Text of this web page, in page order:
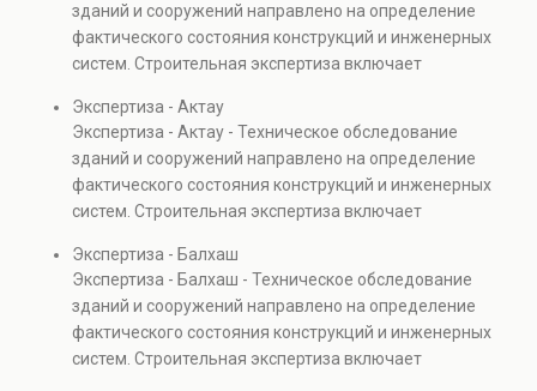
капитальном ремонте и реконструкции объектов, а
также при судебных разбирательствах и технических
проверках.
зданий и сооружений направлено на определение
фактического состояния конструкций и инженерных
систем. Строительная экспертиза включает
элементов и оценку эксплуатационной безопасности.
Услуга востребована при покупке недвижимости,
капитальном ремонте и реконструкции объектов, а
также при судебных разбирательствах и технических
проверках.
Экспертиза - Актау
Экспертиза - Актау - Техническое обследование
зданий и сооружений направлено на определение
фактического состояния конструкций и инженерных
систем. Строительная экспертиза включает
элементов и оценку эксплуатационной безопасности.
Услуга востребована при покупке недвижимости,
капитальном ремонте и реконструкции объектов, а
также при судебных разбирательствах и технических
проверках.
Экспертиза - Балхаш
Экспертиза - Балхаш - Техническое обследование
зданий и сооружений направлено на определение
фактического состояния конструкций и инженерных
систем. Строительная экспертиза включает